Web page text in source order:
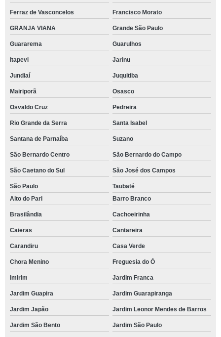
Ferraz de Vasconcelos Francisco Morato
GRANJA VIANA Grande São Paulo
Guararema Guarulhos
Itapevi Jarinu
Jundiaí Juquitiba
Mairiporã Osasco
Osvaldo Cruz Pedreira
Rio Grande da Serra Santa Isabel
Santana de Parnaíba Suzano
São Bernardo Centro São Bernardo do Campo
São Caetano do Sul São José dos Campos
São Paulo
Taubaté
Alto do Pari
Barro Branco
Brasilândia Cachoeirinha
Caieras Cantareira
Carandiru Casa Verde
Chora Menino Freguesia do Ó
Imirim Jardim Franca
Jardim Guapira Jardim Guarapiranga
Jardim Japão Jardim Leonor Mendes de Barros
Jardim São Bento Jardim São Paulo